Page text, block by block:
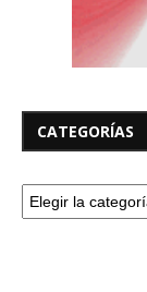
CATEGORÍAS